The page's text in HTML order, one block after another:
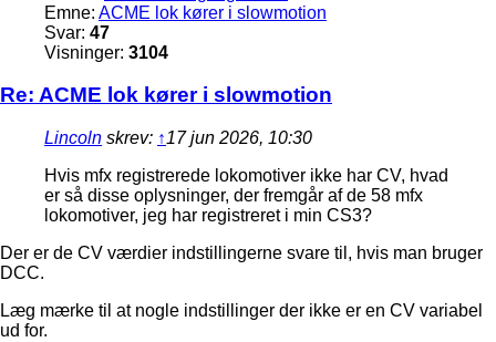
Emne: ACME lok kører i slowmotion
Svar: 47
Visninger: 3104
Re: ACME lok kører i slowmotion
Lincoln skrev: ↑17 jun 2026, 10:30
Hvis mfx registrerede lokomotiver ikke har CV, hvad
er så disse oplysninger, der fremgår af de 58 mfx
lokomotiver, jeg har registreret i min CS3?
Der er de CV værdier indstillingerne svare til, hvis man bruger
DCC.
Læg mærke til at nogle indstillinger der ikke er en CV variabel
ud for.